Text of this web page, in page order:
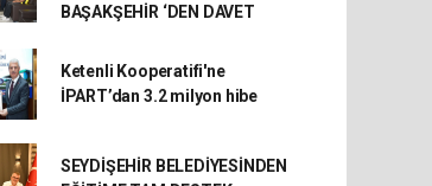
BAŞAKŞEHİR ‘DEN DAVET
Ketenli Kooperatifi'ne
İPART’dan 3.2 milyon hibe
SEYDİŞEHİR BELEDİYESİNDEN